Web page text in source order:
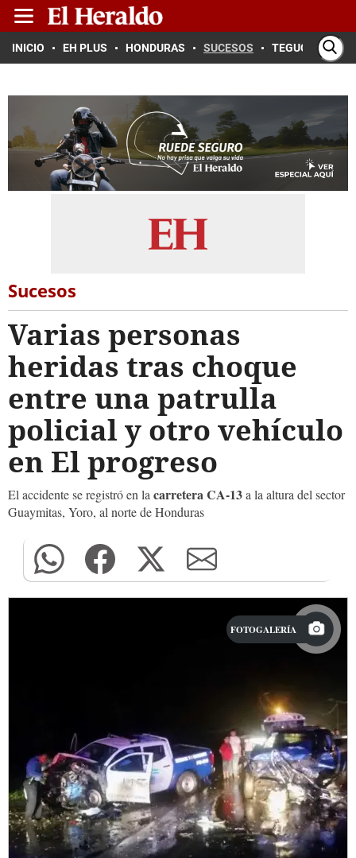
INICIO EH PLUS HONDURAS SUCESOS TEGUCIGALPA
Sucesos
Varias personas
heridas tras choque
entre una patrulla
policial y otro vehículo
en El progreso
El accidente se registró en la carretera CA-13a la altura del sector
Guaymitas, Yoro, al norte de Honduras
FOTOGALERÍA